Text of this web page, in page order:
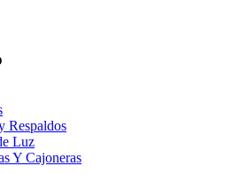
Respaldos
Luz
Y Cajoneras